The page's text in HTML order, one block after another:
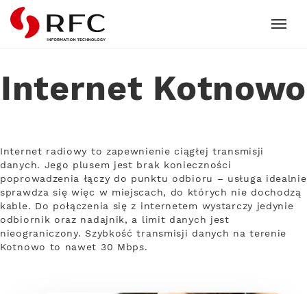
RFC
Internet Kotnowo
Internet radiowy to zapewnienie ciągłej transmisji
danych. Jego plusem jest brak konieczności
poprowadzenia łączy do punktu odbioru – usługa idealnie
sprawdza się więc w miejscach, do których nie dochodzą
kable. Do połączenia się z internetem wystarczy jedynie
odbiornik oraz nadajnik, a limit danych jest
nieograniczony. Szybkość transmisji danych na terenie
Kotnowo to nawet 30 Mbps.